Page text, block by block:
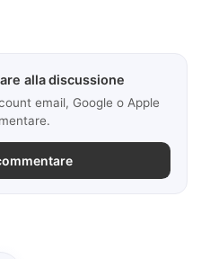
alla discussione
email, Google o Apple